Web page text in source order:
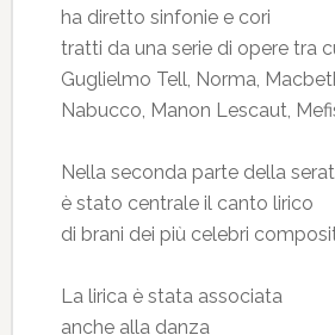
ha diretto sinfonie e cori
tratti da una serie di opere tra
Guglielmo Tell, Norma,
Nabucco, Manon Lescaut,
Nella seconda parte della
è stato centrale il canto lirico
di brani dei più celebri
La lirica è stata associata
anche alla danza